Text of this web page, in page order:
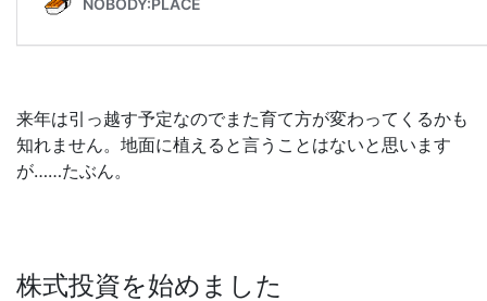
来年は引っ越す予定なのでまた育て方が変わってくるかも
知れません。地面に植えると言うことはないと思います
が……たぶん。
株式投資を始めました